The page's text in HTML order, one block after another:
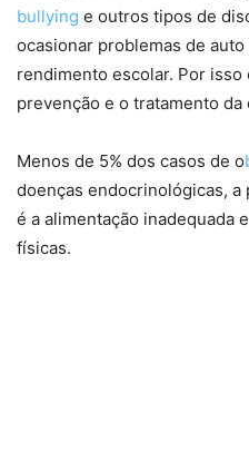
bullying e outros tipos de
ocasionar problemas de
rendimento escolar. Por
prevenção e o tratamento
Menos de 5% dos casos de o
doenças endocrinológicas, a
é a alimentação inadequada
físicas.